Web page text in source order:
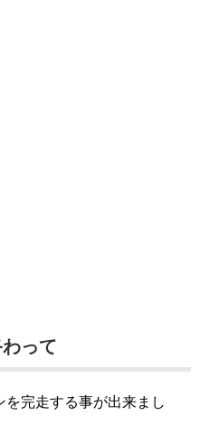
って
完走する事が出来まし